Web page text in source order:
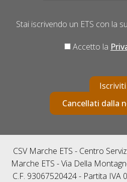
Stai iscrivendo un ETS con la
Accetto la
Iscriviti
Cancellati dalla
CSV Marche ETS - Centro
Marche ETS - Via Della
C.F. 93067520424 - Partita IVA